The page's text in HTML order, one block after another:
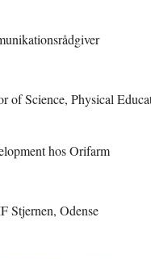
of Science, Physical
hos Orifarm
Stjernen, Odense